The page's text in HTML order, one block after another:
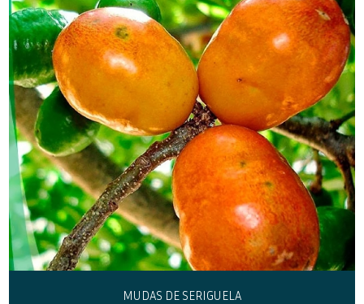
MUDAS DE SERIGUELA